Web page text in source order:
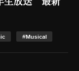
#Musical